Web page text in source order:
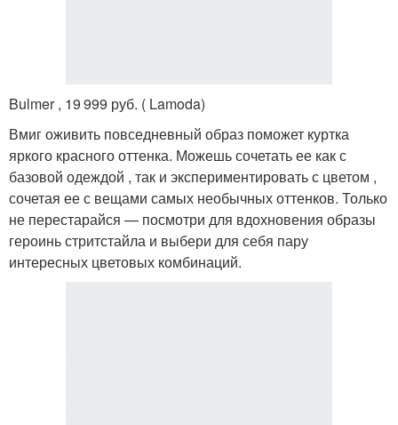
Bulmer , 19 999 руб. ( Lamoda)
Вмиг оживить повседневный образ поможет куртка
яркого красного оттенка. Можешь сочетать ее как с
базовой одеждой , так и экспериментировать с цветом ,
сочетая ее с вещами самых необычных оттенков. Только
не перестарайся — посмотри для вдохновения образы
героинь стритстайла и выбери для себя пару
интересных цветовых комбинаций.